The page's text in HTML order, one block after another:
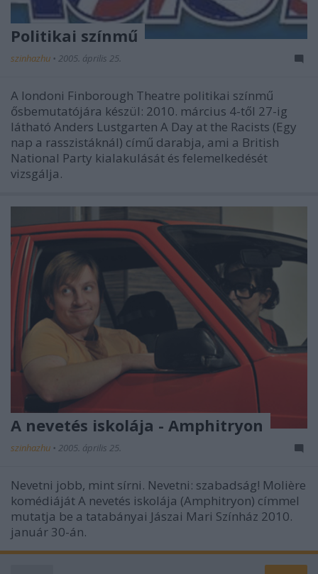
Politikai színmű
szinhazhu • 2005. április 25.
A londoni Finborough Theatre politikai színmű
ősbemutatójára készül: 2010. március 4-től 27-ig
látható Anders Lustgarten A Day at the Racists (Egy
nap a rasszistáknál) című darabja, ami a British
National Party kialakulását és felemelkedését
vizsgálja.
A nevetés iskolája - Amphitryon
szinhazhu • 2005. április 25.
Nevetni jobb, mint sírni. Nevetni: szabadság! Molière
komédiáját A nevetés iskolája (Amphitryon) címmel
mutatja be a tatabányai Jászai Mari Színház 2010.
január 30-án.